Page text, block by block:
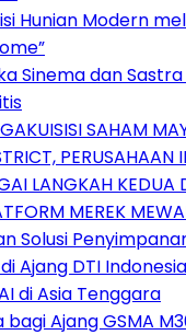
Hunian Modern
Sinema dan
SAHAM
PERUSAHAAN
LANGKAH KEDUA
MEREK
Solusi
Ajang DTI
di Asia Tenggara
Ajang GSMA